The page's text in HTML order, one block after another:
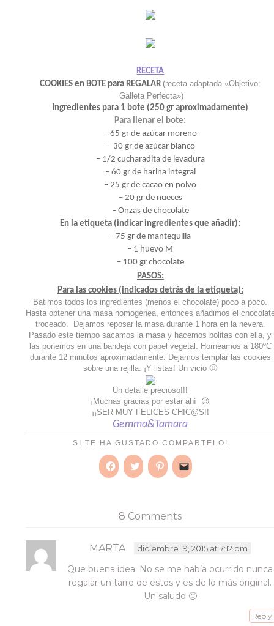
RECETA
COOKIES en BOTE para REGALAR (receta adaptada «Objetivo:
Galleta Perfecta»)
Ingredientes para 1 bote (250 gr aproximadamente)
Para llenar el bote:
– 65 gr de azúcar moreno
– 30 gr de azúcar blanco
– 1/2 cucharadita de levadura
– 60 gr de harina integral
– 25 gr de cacao en polvo
– 20 gr de nueces
– Onzas de chocolate
En la etiqueta (indicar ingredientes que añadir):
– 75 gr de mantequilla
– 1 huevo M
– 100 gr chocolate
PASOS:
Para las cookies (indicados detrás de la etiqueta):
Batimos todos los ingredientes (menos el chocolate) poco a poco.
Hasta obtener una masa homogénea, entonces añadimos el
troceado. Dejamos reposar la masa durante 1 hora en la nevera.
Pasado este tiempo sacamos la masa y hacemos bolitas con ella, y
las ponemos en una bandeja con papel vegetal. Horneamos a 180ºC
durante 12 minutos aproximadamente. Dejamos templar las cookies
sobre una rejilla. ¡Y listas! Un vicio 🙂
Un detalle precioso!!!
¡Muchas gracias por estar ahí 😉
¡¡SER MUY FELICES CHIC@S!!
Gemma&Tamara
SI TE HA GUSTADO COMPARTELO!
Haz
Facebook
(Se
una
ventana
nueva)
Haz
Twitter
(Se
una
ventana
nueva)
Haz
Pinterest
(Se
una
ventana
Haz
a
un
amigo
(Se
abre
en
una
ventana
8 Comments
MARTA diciembre 19, 2015 at 7:12 pm
Que buena idea. No se me había ocurrido nunca
regalar un tarro de estos y es de lo más original.
Un saludo 🙂
Reply